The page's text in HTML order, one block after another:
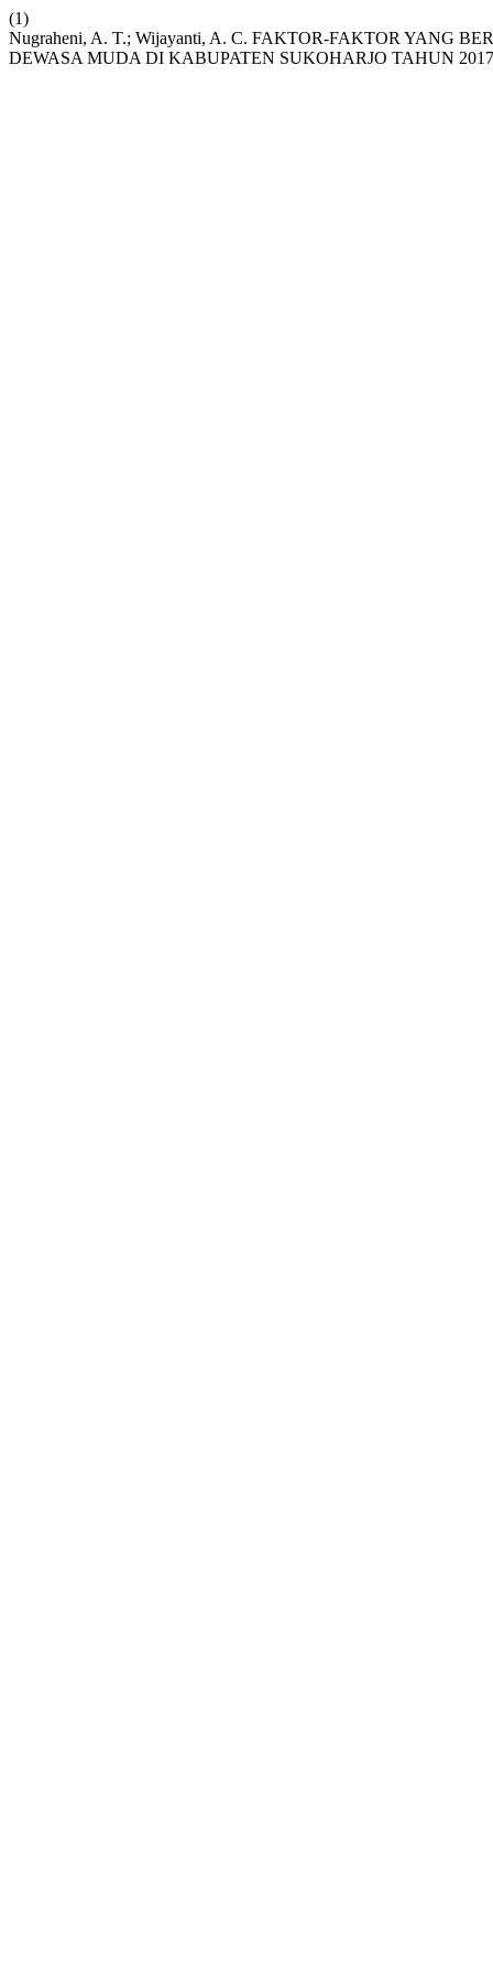
(1)
Nugraheni, A. T.; Wijayanti, A. C. FAKTOR-FAKTOR YANG
DEWASA MUDA DI KABUPATEN SUKOHARJO TAHUN